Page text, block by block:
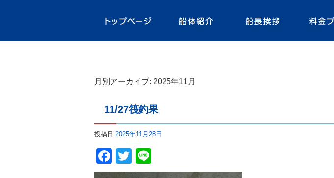
月別アーカイブ: 2025年11月
11/27筏釣果
投稿日 2025年11月28日
Facebook
Twitter